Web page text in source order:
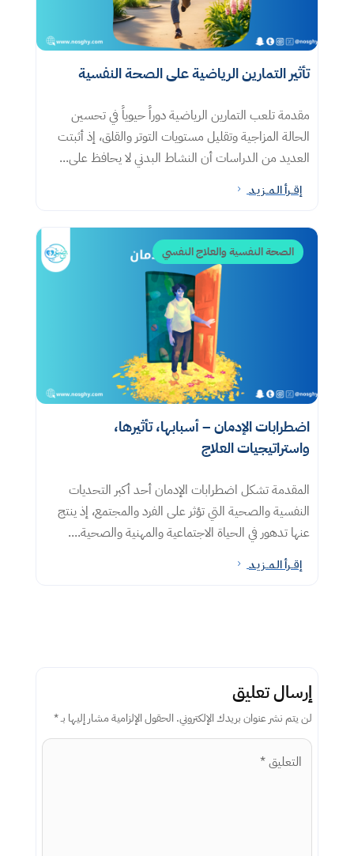
تأثير التمارين الرياضية على الصحة النفسية
مقدمة تلعب التمارين الرياضية دوراً حيوياً في تحسين
الحالة المزاجية وتقليل مستويات التوتر والقلق، إذ أثبتت
العديد من الدراسات أن النشاط البدني لا يحافظ على...
إقــرأ الـمــزيـد 5
الصحة النفسية والعلاج النفسي
اضطرابات الإدمان – أسبابها، تأثيرها،
واستراتيجيات العلاج
المقدمة تشكل اضطرابات الإدمان أحد أكبر التحديات
النفسية والصحية التي تؤثر على الفرد والمجتمع، إذ ينتج
عنها تدهور في الحياة الاجتماعية والمهنية والصحية....
إقــرأ الـمــزيـد 5
إرسال تعليق
لن يتم نشر عنوان بريدك الإلكتروني. الحقول الإلزامية مشار إليها بـ*